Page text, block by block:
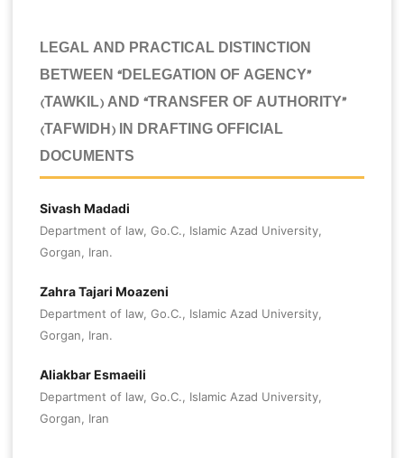
LEGAL AND PRACTICAL DISTINCTION
BETWEEN “DELEGATION OF AGENCY”
(TAWKIL) AND “TRANSFER OF AUTHORITY”
(TAFWIDH) IN DRAFTING OFFICIAL
DOCUMENTS
Sivash Madadi
Department of law, Go.C., Islamic Azad University,
Gorgan, Iran.
Zahra Tajari Moazeni
Department of law, Go.C., Islamic Azad University,
Gorgan, Iran.
Aliakbar Esmaeili
Department of law, Go.C., Islamic Azad University,
Gorgan, Iran